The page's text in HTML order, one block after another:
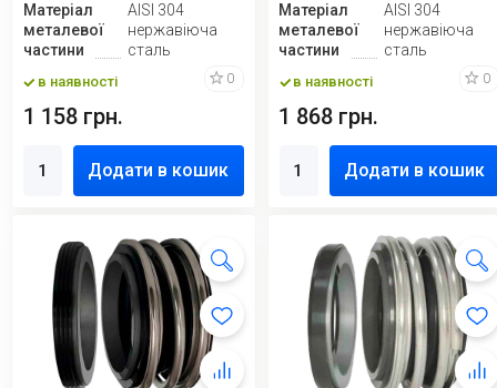
Матеріал
металевої
частини
AISI 304
нержавіюча
сталь
в наявності 0
1 158 грн.
Додати в кошик
Матеріал
металевої
частини
AISI 304
нержавіюча
сталь
в наявності 0
1 868 грн.
Додати в кошик